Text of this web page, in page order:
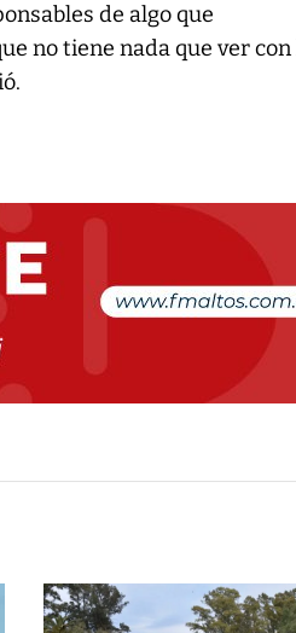
de algo que
no tiene nada que ver con